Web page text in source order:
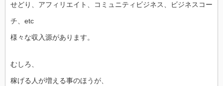
せどり、アフィリエイト、コミュニティビジネス、ビジネスコー
チ、etc
様々な収入源があります。
むしろ、
稼げる人が増える事のほうが、